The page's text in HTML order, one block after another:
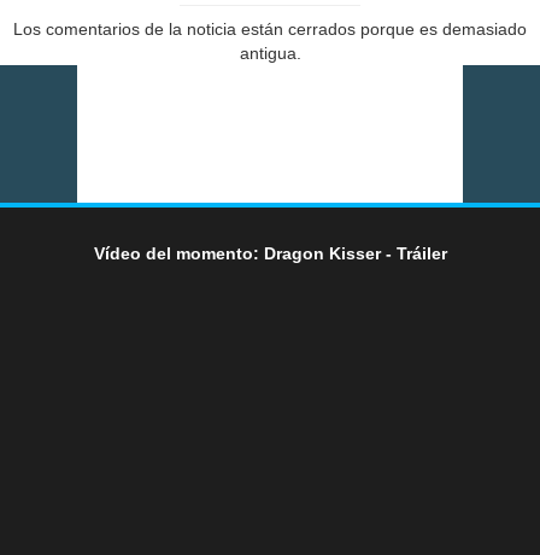
Los comentarios de la noticia están cerrados porque es demasiado
antigua.
Vídeo del momento: Dragon Kisser - Tráiler